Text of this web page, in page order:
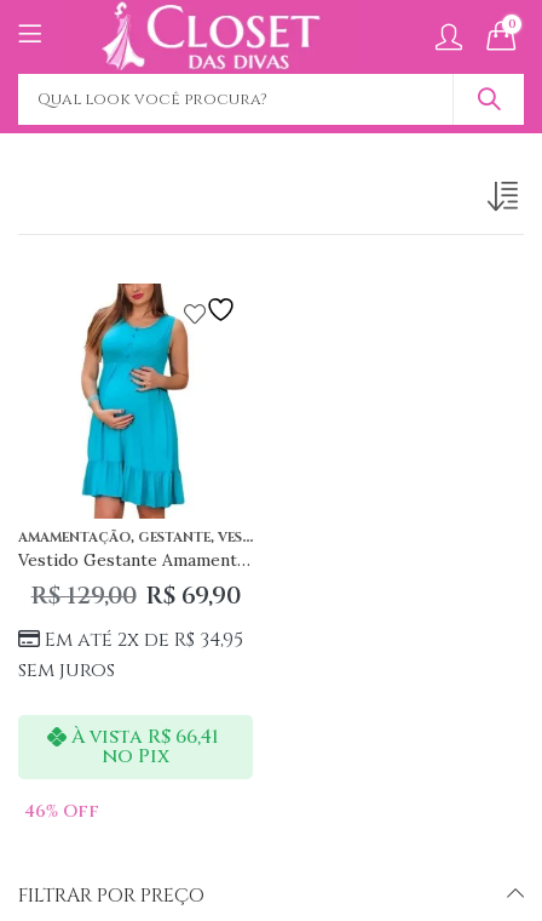
0
AMAMENTAÇÃO, GESTANTE, VESTIDO AMAMENTAÇÃO
Vestido Gestante Amamentação com Botões Sem Manga
R$129,00 R$69,90
Em até 2x de R$ 34,95
sem juros
À vista R$ 66,41
no Pix
46% Off
FILTRAR POR PREÇO